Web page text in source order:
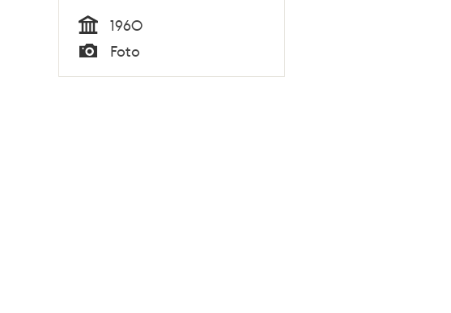
Tid
1960
Typ
Foto